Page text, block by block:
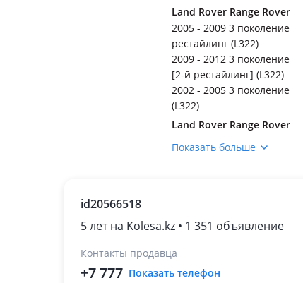
Land Rover Range Rover
2005 - 2009 3 поколение
рестайлинг (L322)
2009 - 2012 3 поколение
[2-й рестайлинг] (L322)
2002 - 2005 3 поколение
(L322)
Land Rover Range Rover
Sport
Показать больше
id20566518
5 лет на Kolesa.kz • 1 351 объявление
Контакты продавца
+7 777 Показать телефон